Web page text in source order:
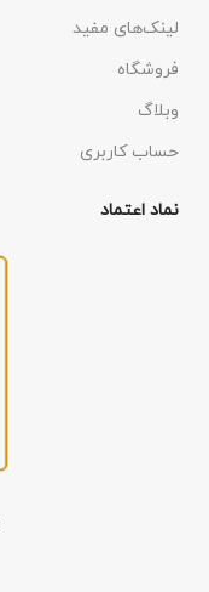
لینک‌های مفید
فروشگاه
وبلاگ
حساب کاربری
نماد اعتماد